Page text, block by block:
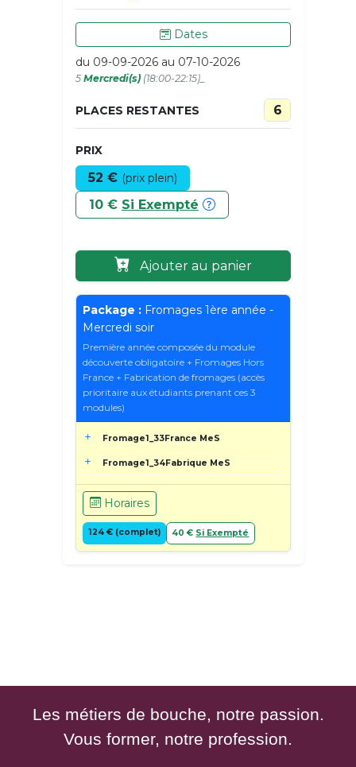
Dates
du 09-09-2026 au 07-10-2026
5 Mercredi(s) (18:00-22:15)_
PLACES RESTANTES 6
PRIX
52 € (prix plein)
10 € Si Exempté
Ajouter au panier
Package : Fromages 1ère année -
Mercredi soir
Première année composée du module
découverte obligatoire + Fromages Hors
France + Fabrication de fromages (accès
prioritaire aux étudiants prenant ces 3
modules)
Fromage1_33France MeS
Fromage1_34Fabrique MeS
Horaires
124 € (complet) 40 € Si Exempté
Les métiers de bouche, notre passion.
Vous former, notre profession.